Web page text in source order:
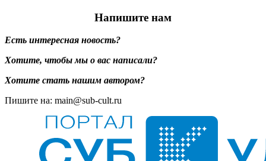
Напишите нам
Есть интересная новость?
Хотите, чтобы мы о вас написали?
Хотите стать нашим автором?
Пишите на: main@sub-cult.ru